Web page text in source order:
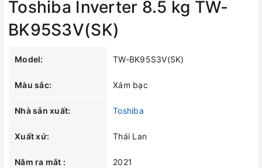
Toshiba Inverter 8.5 kg TW-
BK95S3V(SK)
Model: TW-BK95S3V(SK)
Màu sắc: Xám bạc
Nhà sản xuất: Toshiba
Xuất xứ: Thái Lan
Năm ra mắt : 2021